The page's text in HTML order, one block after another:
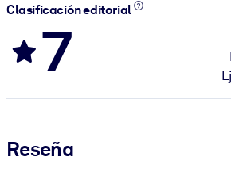
Clasificación editorial
7
Reseña